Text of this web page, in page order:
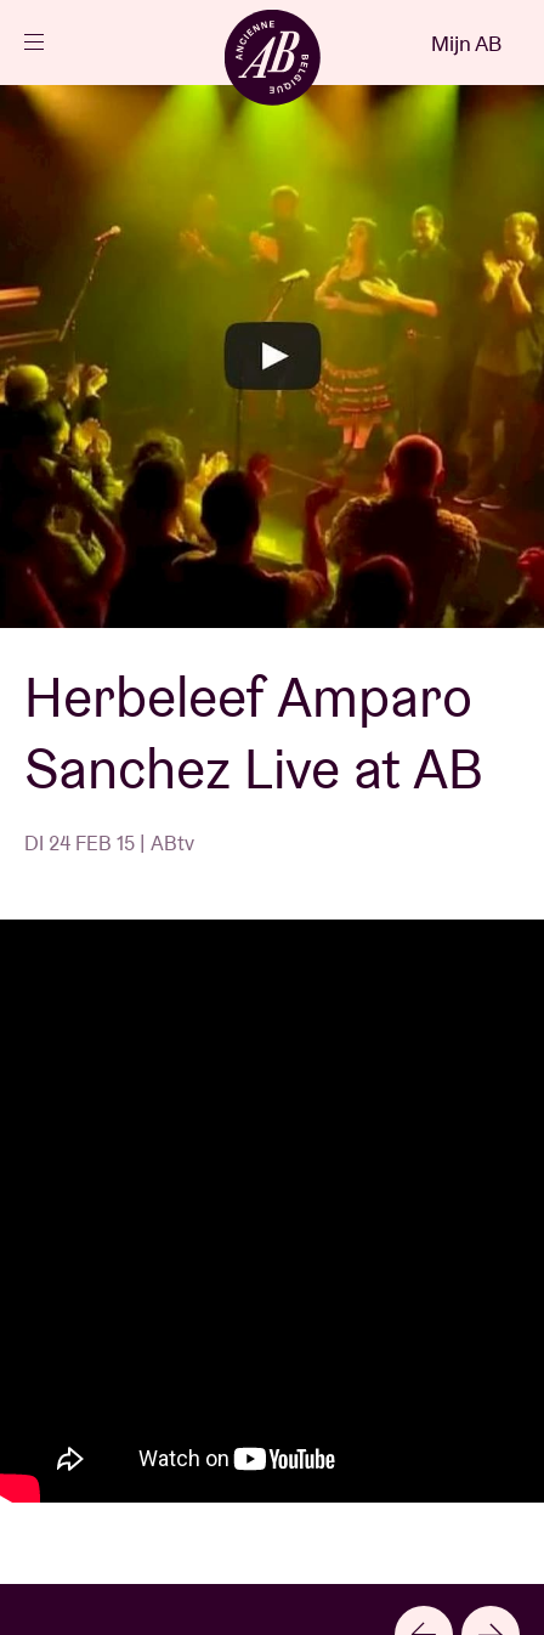
NL
Agenda
Projecten
Nieuws
Bezoekersinfo
AB ❤ you
Zaalhuur
BRDCST
ABtv
Concertcheque
Over AB
Mijn AB
Herbeleef Amparo
Sanchez Live at AB
DI 24 FEB 15 | ABtv